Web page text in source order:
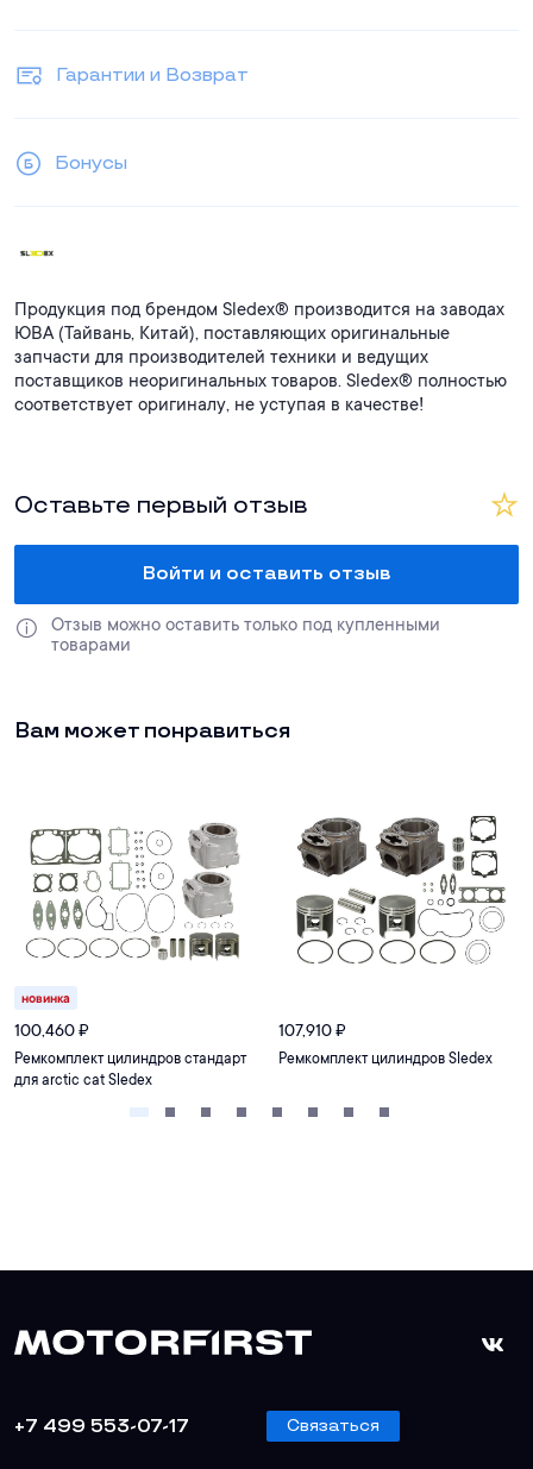
Гарантии и Возврат
Бонусы
Продукция под брендом Sledex® производится на заводах
ЮВА (Тайвань, Китай), поставляющих оригинальные
запчасти для производителей техники и ведущих
поставщиков неоригинальных товаров. Sledex® полностью
соответствует оригиналу, не уступая в качестве!
Оставьте первый отзыв
Войти и оставить отзыв
Отзыв можно оставить только под купленными
товарами
Вам может понравиться
новинка
100,460₽
Ремкомплект цилиндров стандарт
для arctic cat Sledex
107,910₽
Ремкомплект цилиндров Sledex
+7 499 553-07-17 Связаться